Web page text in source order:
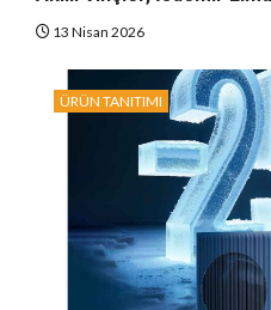
13 Nisan 2026
ÜRÜN TANITIMI